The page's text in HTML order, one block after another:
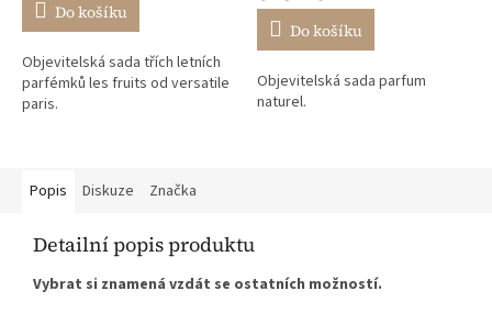
5,0
5
hvězdiček.
Do košíku
Objevitelská sada třích letních
parfémků les fruits od versatile
paris.
Do košíku
Objevitelská sada parfum
naturel.
Popis Diskuze Značka
Detailní popis produktu
Vybrat si znamená vzdát se ostatních možností.